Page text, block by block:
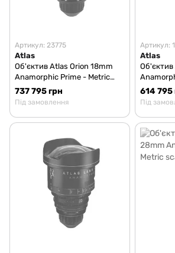
Артикул: 23775
Atlas
Об'єктив Atlas Orion 18mm
Anamorphic Prime - Metric
scale
737 795 грн
Під замовлення
Артикул:
Atlas
Об'єктив
scale
614 795
Під